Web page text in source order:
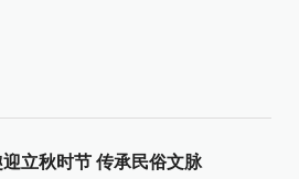
迎立秋时节 传承民俗文脉